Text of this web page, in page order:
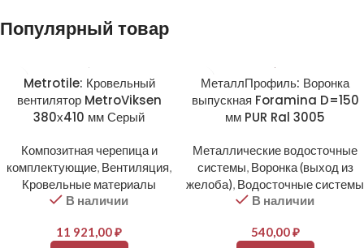
Популярный товар
Metrotile: Кровельный
вентилятор MetroViksen
380х410 мм Серый
Композитная черепица и
комплектующие, Вентиляция,
Кровельные материалы
В наличии
11 921,00₽
МеталлПрофиль: Воронка
выпускная Foramina D=150
мм PUR Ral 3005
Металлические водосточные
системы, Воронка (выход из
желоба), Водосточные системы
В наличии
540,00₽